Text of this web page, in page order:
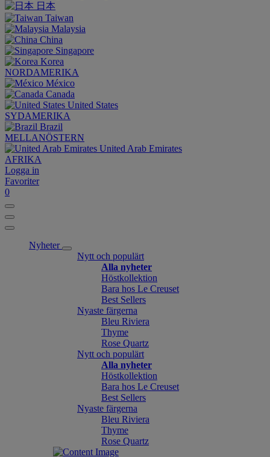
日本
Taiwan
Malaysia
China
Singapore
Korea
NORDAMERIKA
México
Canada
United States
SYDAMERIKA
Brazil
MELLANÖSTERN
United Arab Emirates
AFRIKA
Logga in
Favoriter
0
Nyheter
Nytt och populärt
Alla nyheter
Höstkollektion
Bara hos Le Creuset
Best Sellers
Nyaste färgerna
Bleu Riviera
Thyme
Rose Quartz
Nytt och populärt
Alla nyheter
Höstkollektion
Bara hos Le Creuset
Best Sellers
Nyaste färgerna
Bleu Riviera
Thyme
Rose Quartz